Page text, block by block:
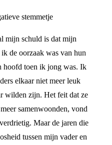
stemmetje
mijn schuld is dat mijn
de oorzaak was van hun
hoofd toen ik jong was. Ik
elkaar niet meer leuk
wilden zijn. Het feit dat ze
samenwoonden, vond
Maar de jaren die
tussen mijn vader en